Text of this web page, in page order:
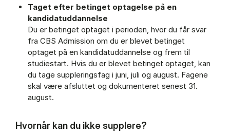
Taget efter betinget optagelse på en
kandidatuddannelse
Du er betinget optaget i perioden, hvor du får svar
fra CBS Admission om du er blevet betinget
optaget på en kandidatuddannelse og frem til
studiestart. Hvis du er blevet betinget optaget, kan
du tage suppleringsfag i juni, juli og august. Fagene
skal være afsluttet og dokumenteret senest 31.
august.
Hvornår kan du ikke supplere?